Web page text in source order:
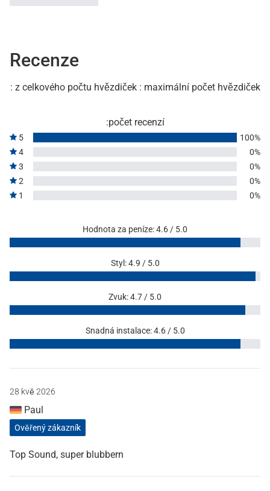
Recenze
: z celkového počtu hvězdiček : maximální počet hvězdiček
:počet recenzí
5
100%
4
0%
3
0%
2
0%
1
0%
Hodnota za peníze: 4.6 / 5.0
Styl: 4.9 / 5.0
Zvuk: 4.7 / 5.0
Snadná instalace: 4.6 / 5.0
28 kvě 2026
Paul
Ověřený zákazník
Top Sound, super blubbern